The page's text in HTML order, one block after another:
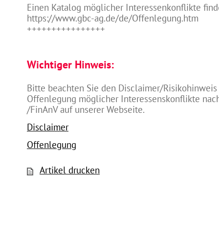
Einen Katalog möglicher Interessenkonflikte
https://www.gbc-ag.de/de/Offenlegung.htm
++++++++++++++++
Wichtiger Hinweis:
Bitte beachten Sie den Disclaimer/
Offenlegung möglicher Interessenskonflikte
/FinAnV auf unserer Webseite.
Disclaimer
Offenlegung
Artikel drucken